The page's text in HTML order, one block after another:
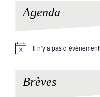
Agenda
N
Il n’y a pas
Brèves